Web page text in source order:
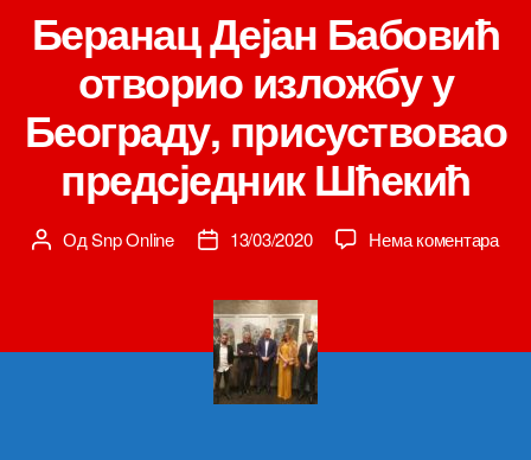
Беранац Дејан Бабовић
отворио изложбу у
Београду, присуствовао
предсједник Шћекић
Аутор
ОдSnp Online
Датум13/03/2020 Нема коментарана